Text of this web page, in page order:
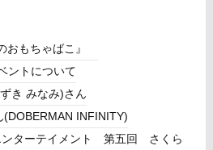
おもちゃばこ』
ントについて
き みなみ)さん
INFINITY)
ンターテイメント 第五回 さくら